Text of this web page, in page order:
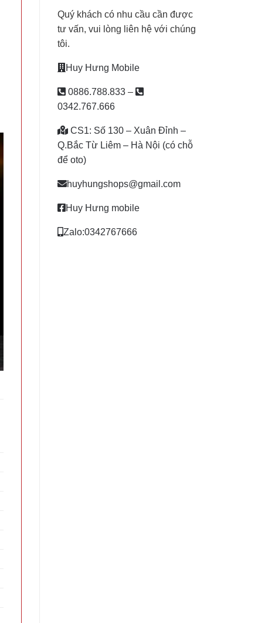
Quý khách có nhu cầu cần được
tư vấn, vui lòng liên hệ với chúng
tôi.
Huy Hưng Mobile
0886.788.833 –
0342.767.666
CS1: Số 130 – Xuân Đỉnh –
Q.Bắc Từ Liêm – Hà Nội (có chỗ
để oto)
huyhungshops@gmail.com
Huy Hưng mobile
Zalo:0342767666